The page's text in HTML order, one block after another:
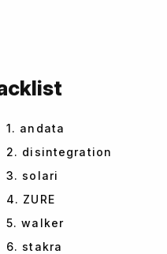
1. andata
2. disintegration
3. solari
4. ZURE
5. walker
6. stakra